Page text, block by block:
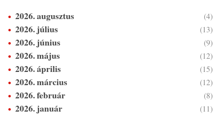
2026. augusztus (4)
2026. július (13)
2026. június (9)
2026. május (12)
2026. április (15)
2026. március (12)
2026. február (8)
2026. január (11)